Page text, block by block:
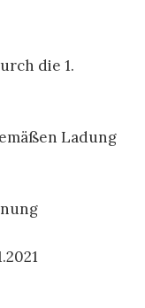
die 1.
Ladung